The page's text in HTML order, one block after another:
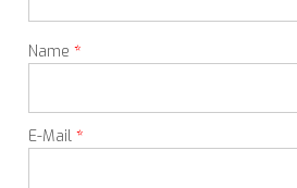
Name*
E-Mail*